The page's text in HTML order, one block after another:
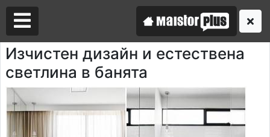
Изчистен дизайн и естествена
светлина в банята
Аз съм майстор
Търся майстор